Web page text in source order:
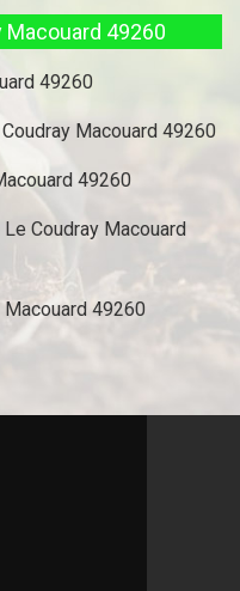
Macouard 49260
49260
Macouard 49260
49260
Coudray Macouard
49260